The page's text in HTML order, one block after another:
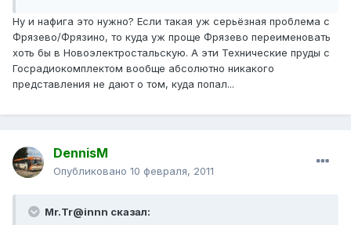
Ну и нафига это нужно? Если такая уж серьёзная проблема с
Фрязево/Фрязино, то куда уж проще Фрязево переименовать
хоть бы в Новоэлектростальскую. А эти Технические пруды с
Госрадиокомплектом вообще абсолютно никакого
представления не дают о том, куда попал...
DennisM
Опубликовано 10 февраля, 2011
Mr.Tr@innn сказал: